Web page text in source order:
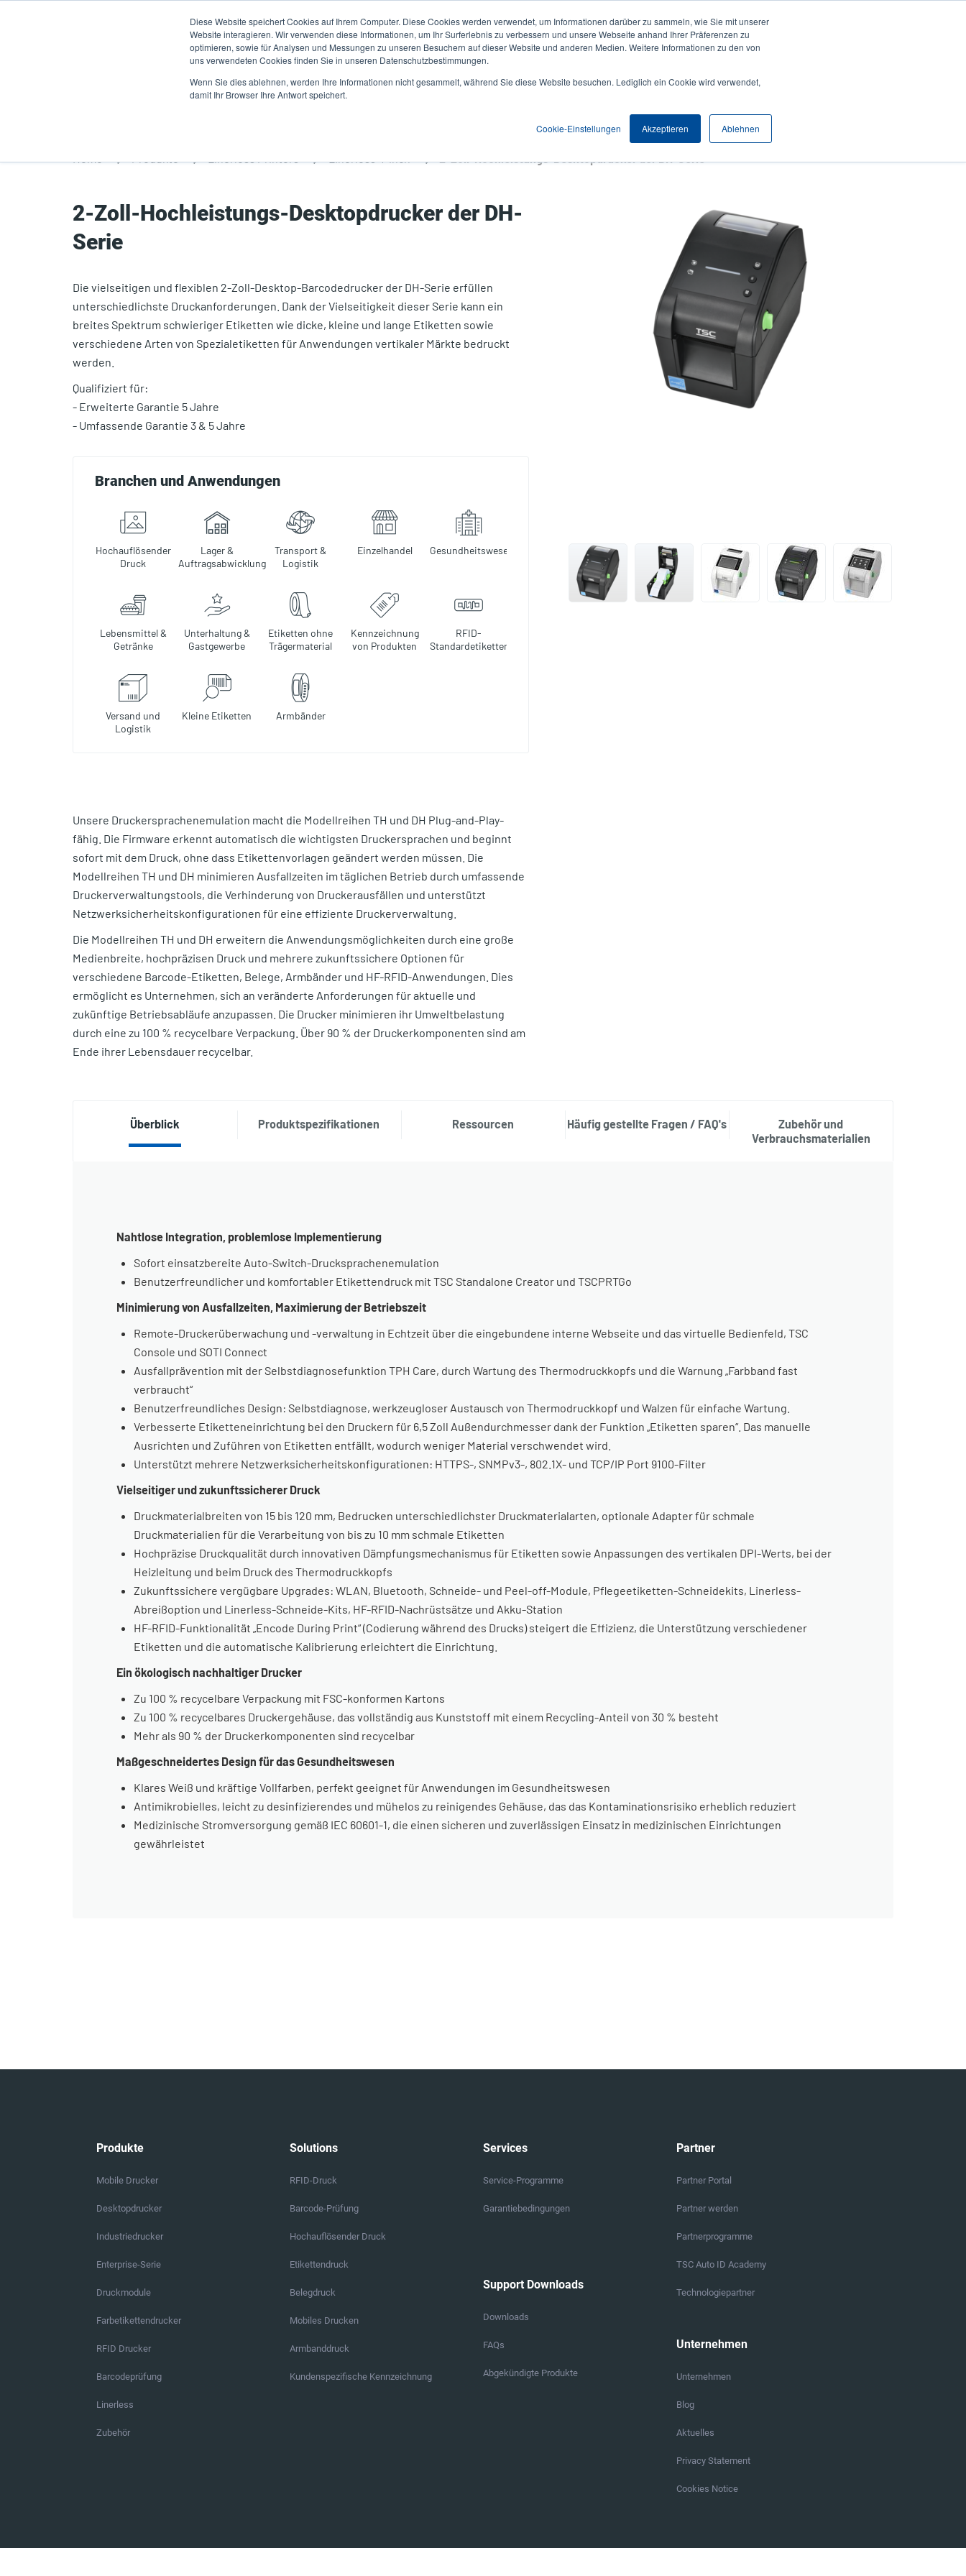
Diese Website speichert Cookies auf Ihrem Computer. Diese Cookies werden verwendet, um Informationen darüber zu sammeln, wie Sie mit unserer
Website interagieren. Wir verwenden diese Informationen, um Ihr Surferlebnis zu verbessern und unsere Webseite anhand Ihrer Präferenzen zu
optimieren, sowie für Analysen und Messungen zu unseren Besuchern auf dieser Website und anderen Medien. Weitere Informationen zu den von
uns verwendeten Cookies finden Sie in unseren Datenschutzbestimmungen.
Wenn Sie dies ablehnen, werden Ihre Informationen nicht gesammelt, während Sie diese Website besuchen. Lediglich ein Cookie wird verwendet,
damit Ihr Browser Ihre Antwort speichert.
Cookie-Einstellungen Akzeptieren Ablehnen
User
account
menu
Aktuelles & Veranstaltungen Unternehmen
User
Anmelden / Registrieren
Home Produkte Linerless Printers Linerless 4-inch 2-Zoll-Hochleistungs-Desktopdrucker der DH-Serie
2-Zoll-Hochleistungs-Desktopdrucker der DH-
Serie
Die vielseitigen und flexiblen 2-Zoll-Desktop-Barcodedrucker der DH-Serie erfüllen
unterschiedlichste Druckanforderungen. Dank der Vielseitigkeit dieser Serie kann ein
breites Spektrum schwieriger Etiketten wie dicke, kleine und lange Etiketten sowie
verschiedene Arten von Spezialetiketten für Anwendungen vertikaler Märkte bedruckt
werden.
Qualifiziert für:
- Erweiterte Garantie 5 Jahre
- Umfassende Garantie 3 & 5 Jahre
Branchen und Anwendungen
Hochauflösender
Druck
Lager &
Auftragsabwicklung
Transport &
Logistik
Einzelhandel Gesundheitswesen
Lebensmittel &
Getränke
Unterhaltung &
Gastgewerbe
Etiketten ohne
Trägermaterial
Kennzeichnung
von Produkten
RFID-
Standardetiketten
Versand und
Logistik
Kleine Etiketten Armbänder
Unsere Druckersprachenemulation macht die Modellreihen TH und DH Plug-and-Play-
fähig. Die Firmware erkennt automatisch die wichtigsten Druckersprachen und beginnt
sofort mit dem Druck, ohne dass Etikettenvorlagen geändert werden müssen. Die
Modellreihen TH und DH minimieren Ausfallzeiten im täglichen Betrieb durch umfassende
Druckerverwaltungstools, die Verhinderung von Druckerausfällen und unterstützt
Netzwerksicherheitskonfigurationen für eine effiziente Druckerverwaltung.
Die Modellreihen TH und DH erweitern die Anwendungsmöglichkeiten durch eine große
Medienbreite, hochpräzisen Druck und mehrere zukunftssichere Optionen für
verschiedene Barcode-Etiketten, Belege, Armbänder und HF-RFID-Anwendungen. Dies
ermöglicht es Unternehmen, sich an veränderte Anforderungen für aktuelle und
zukünftige Betriebsabläufe anzupassen. Die Drucker minimieren ihr Umweltbelastung
durch eine zu 100 % recycelbare Verpackung. Über 90 % der Druckerkomponenten sind am
Ende ihrer Lebensdauer recycelbar.
Überblick Produktspezifikationen Ressourcen Häufig gestellte Fragen / FAQ's
Zubehör und
Verbrauchsmaterialien
Nahtlose Integration, problemlose Implementierung
Sofort einsatzbereite Auto-Switch-Drucksprachenemulation
Benutzerfreundlicher und komfortabler Etikettendruck mit TSC Standalone Creator und TSCPRTGo
Minimierung von Ausfallzeiten, Maximierung der Betriebszeit
Remote-Druckerüberwachung und -verwaltung in Echtzeit über die eingebundene interne Webseite und das virtuelle Bedienfeld, TSC
Console und SOTI Connect
Ausfallprävention mit der Selbstdiagnosefunktion TPH Care, durch Wartung des Thermodruckkopfs und die Warnung „Farbband fast
verbraucht“
Benutzerfreundliches Design: Selbstdiagnose, werkzeugloser Austausch von Thermodruckkopf und Walzen für einfache Wartung.
Verbesserte Etiketteneinrichtung bei den Druckern für 6,5 Zoll Außendurchmesser dank der Funktion „Etiketten sparen“. Das manuelle
Ausrichten und Zuführen von Etiketten entfällt, wodurch weniger Material verschwendet wird.
Unterstützt mehrere Netzwerksicherheitskonfigurationen: HTTPS-, SNMPv3-, 802.1X- und TCP/IP Port 9100-Filter
Vielseitiger und zukunftssicherer Druck
Druckmaterialbreiten von 15 bis 120 mm, Bedrucken unterschiedlichster Druckmaterialarten, optionale Adapter für schmale
Druckmaterialien für die Verarbeitung von bis zu 10 mm schmale Etiketten
Hochpräzise Druckqualität durch innovativen Dämpfungsmechanismus für Etiketten sowie Anpassungen des vertikalen DPI-Werts, bei der
Heizleitung und beim Druck des Thermodruckkopfs
Zukunftssichere vergügbare Upgrades: WLAN, Bluetooth, Schneide- und Peel-off-Module, Pflegeetiketten-Schneidekits, Linerless-
Abreißoption und Linerless-Schneide-Kits, HF-RFID-Nachrüstsätze und Akku-Station
HF-RFID-Funktionalität „Encode During Print“ (Codierung während des Drucks) steigert die Effizienz, die Unterstützung verschiedener
Etiketten und die automatische Kalibrierung erleichtert die Einrichtung.
Ein ökologisch nachhaltiger Drucker
Zu 100 % recycelbare Verpackung mit FSC-konformen Kartons
Zu 100 % recycelbares Druckergehäuse, das vollständig aus Kunststoff mit einem Recycling-Anteil von 30 % besteht
Mehr als 90 % der Druckerkomponenten sind recycelbar
Maßgeschneidertes Design für das Gesundheitswesen
Klares Weiß und kräftige Vollfarben, perfekt geeignet für Anwendungen im Gesundheitswesen
Antimikrobielles, leicht zu desinfizierendes und mühelos zu reinigendes Gehäuse, das das Kontaminationsrisiko erheblich reduziert
Medizinische Stromversorgung gemäß IEC 60601-1, die einen sicheren und zuverlässigen Einsatz in medizinischen Einrichtungen
gewährleistet
Produkte
Mobile Drucker
Desktopdrucker
Industriedrucker
Enterprise-Serie
Druckmodule
Farbetikettendrucker
RFID Drucker
Barcodeprüfung
Linerless
Zubehör
Solutions
RFID-Druck
Barcode-Prüfung
Hochauflösender Druck
Etikettendruck
Belegdruck
Mobiles Drucken
Armbanddruck
Kundenspezifische Kennzeichnung
Services
Service-Programme
Garantiebedingungen
Support Downloads
Downloads
FAQs
Abgekündigte Produkte
Partner
Partner Portal
Partner werden
Partnerprogramme
TSC Auto ID Academy
Technologiepartner
Unternehmen
Unternehmen
Blog
Aktuelles
Privacy Statement
Cookies Notice